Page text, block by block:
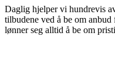
Daglig hjelper vi hundrevis
tilbudene ved å be om
lønner seg alltid å be om